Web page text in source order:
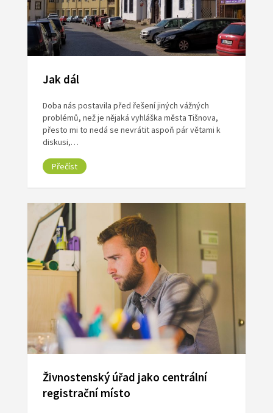
Jak dál
Doba nás postavila před řešení jiných vážných
problémů, než je nějaká vyhláška města Tišnova,
přesto mi to nedá se nevrátit aspoň pár větami k
diskusi,…
Přečíst
Živnostenský úřad jako centrální
registrační místo